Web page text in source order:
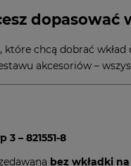
dopasować
które chcą dobrać
akcesoriów –
3 – 821551-8
bez wkładki